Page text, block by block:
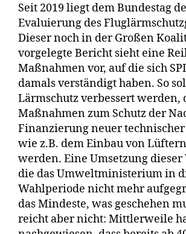
Seit 2019 liegt dem Bundestag
Evaluierung des
Dieser noch in der Großen
vorgelegte Bericht sieht eine
Maßnahmen vor, auf die sich
damals verständigt haben. So
Lärmschutz verbessert werden,
Maßnahmen zum Schutz der
Finanzierung neuer technischer
wie z.B. dem Einbau von
werden. Eine Umsetzung dieser
die das Umweltministerium in
Wahlperiode nicht mehr
das Mindeste, was geschehen
reicht aber nicht: Mittlerweile